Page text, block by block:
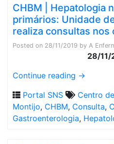
CHBM | Hepatologia
primários: Unidade
realiza consultas nos
Posted on 28/11/2019 by A
28/11/
Continue reading →
Portal SNS
Centro
Montijo, CHBM, Consulta,
Gastroenterologia,